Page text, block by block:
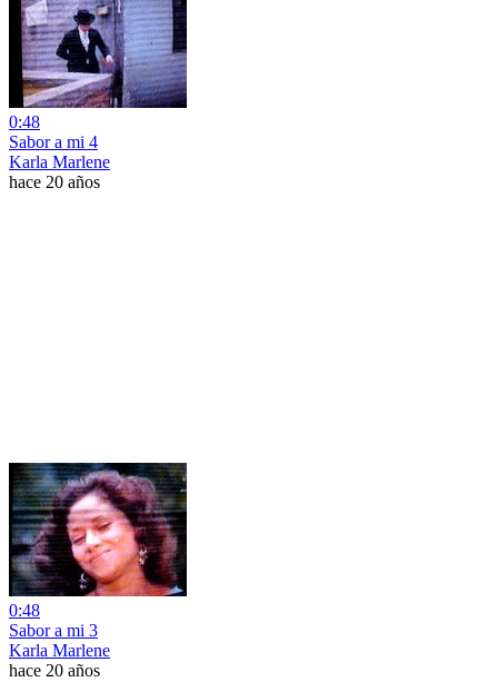
0:48
Sabor a mi 4
Karla Marlene
hace 20 años
0:48
Sabor a mi 3
Karla Marlene
hace 20 años